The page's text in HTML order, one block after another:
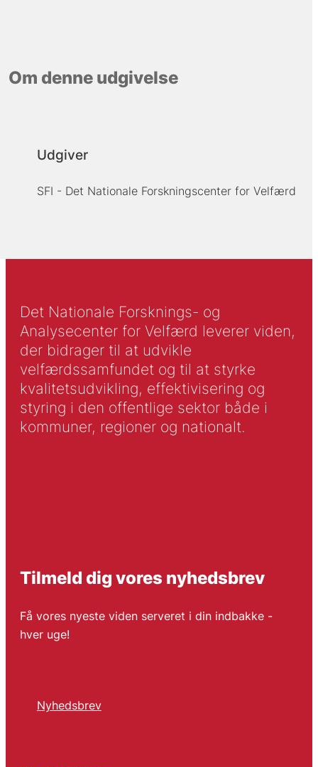
Om denne udgivelse
Udgiver
SFI - Det Nationale Forskningscenter for Velfærd
Det Nationale Forsknings- og
Analysecenter for Velfærd leverer viden,
der bidrager til at udvikle
velfærdssamfundet og til at styrke
kvalitetsudvikling, effektivisering og
styring i den offentlige sektor både i
kommuner, regioner og nationalt.
Tilmeld dig vores nyhedsbrev
Få vores nyeste viden serveret i din indbakke -
hver uge!
Nyhedsbrev